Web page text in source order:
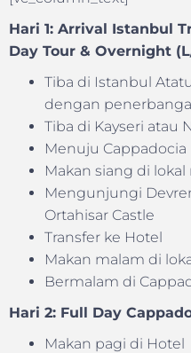
Hari 1: Arrival Istanbul
Day Tour & Overnight
Tiba di Istanbul
dengan
Tiba di Kayseri atau
Menuju Cappadocia
Makan siang di lokal
Mengunjungi
Ortahisar Castle
Transfer ke Hotel
Makan malam di
Bermalam di
Hari 2: Full Day
Makan pagi di Hotel